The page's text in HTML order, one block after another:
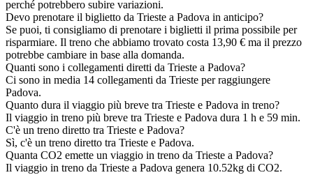
perché potrebbero subire variazioni.
Devo prenotare il biglietto da Trieste a Padova in anticipo?
Se puoi, ti consigliamo di prenotare i biglietti il prima possibile per
risparmiare. Il treno che abbiamo trovato costa 13,90 € ma il prezzo
potrebbe cambiare in base alla domanda.
Quanti sono i collegamenti diretti da Trieste a Padova?
Ci sono in media 14 collegamenti da Trieste per raggiungere
Padova.
Quanto dura il viaggio più breve tra Trieste e Padova in treno?
Il viaggio in treno più breve tra Trieste e Padova dura 1 h e 59 min.
C'è un treno diretto tra Trieste e Padova?
Sì, c'è un treno diretto tra Trieste e Padova.
Quanta CO2 emette un viaggio in treno da Trieste a Padova?
Il viaggio in treno da Trieste a Padova genera 10.52kg di CO2.